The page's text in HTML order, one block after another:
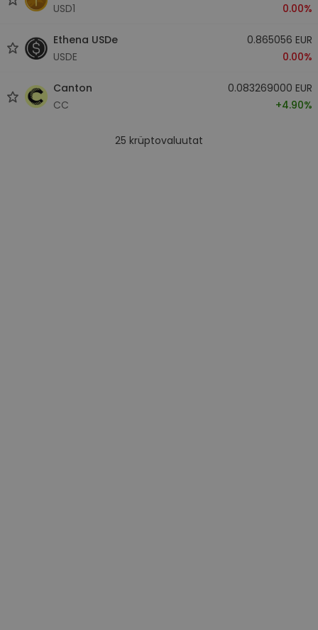
USD1
0.00%
Ethena USDe
USDE
0.865056 EUR
0.00%
Canton
CC
0.083269000 EUR
+4.90%
25 krüptovaluutat